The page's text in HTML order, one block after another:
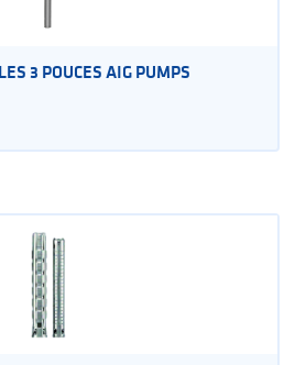
3 POUCES AIG PUMPS